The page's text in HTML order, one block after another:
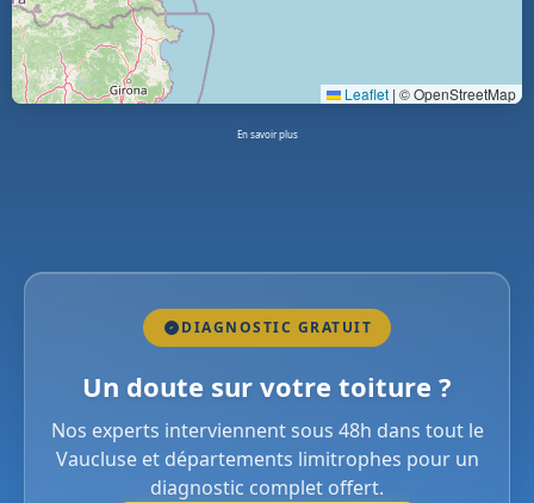
Leaflet | © OpenStreetMap
En savoir plus
DIAGNOSTIC GRATUIT
Un doute sur votre toiture ?
Nos experts interviennent sous 48h dans tout le
Vaucluse et départements limitrophes pour un
diagnostic complet offert.